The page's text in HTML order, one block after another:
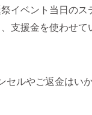
イベント当日の
支援金を使わせて
ルやご返金はい